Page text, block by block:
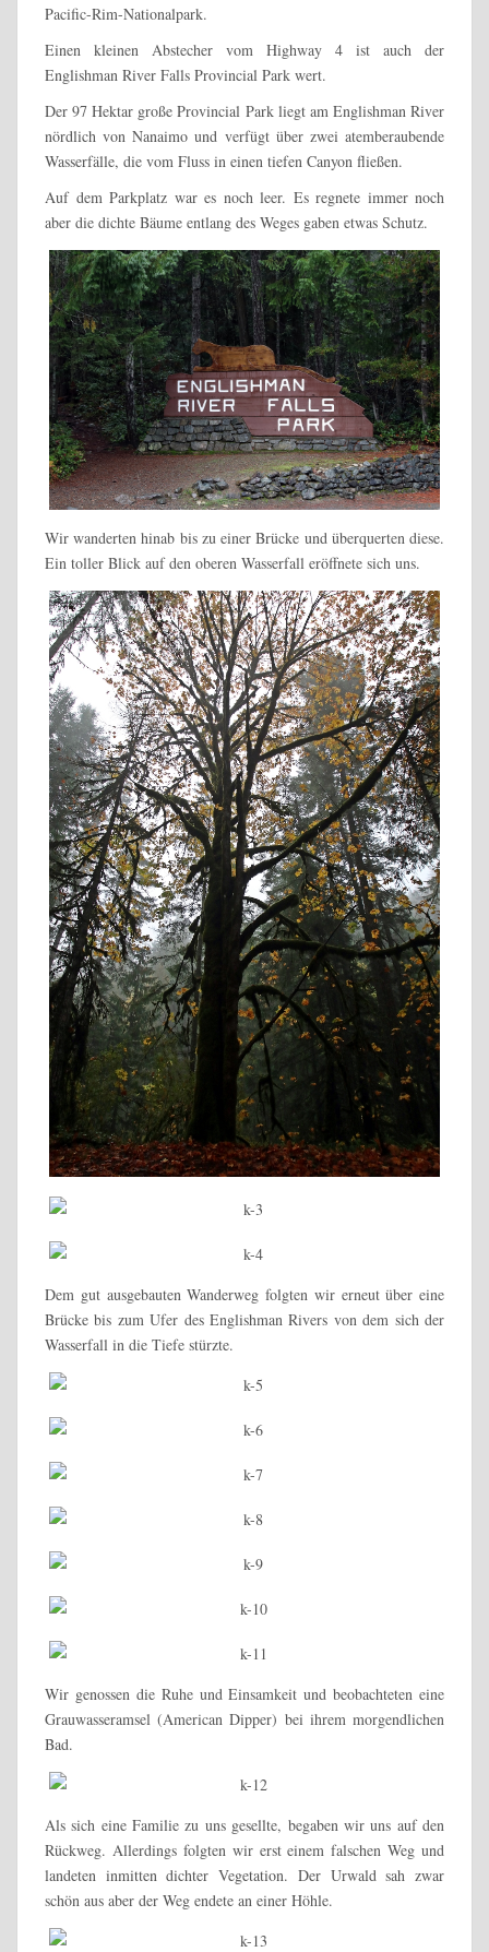
Pacific-Rim-Nationalpark.
Einen kleinen Abstecher vom Highway 4 ist auch der
Englishman River Falls Provincial Park wert.
Der 97 Hektar große Provincial Park liegt am Englishman River
nördlich von Nanaimo und verfügt über zwei atemberaubende
Wasserfälle, die vom Fluss in einen tiefen Canyon fließen.
Auf dem Parkplatz war es noch leer. Es regnete immer noch
aber die dichte Bäume entlang des Weges gaben etwas Schutz.
Wir wanderten hinab bis zu einer Brücke und überquerten diese.
Ein toller Blick auf den oberen Wasserfall eröffnete sich uns.
Dem gut ausgebauten Wanderweg folgten wir erneut über eine
Brücke bis zum Ufer des Englishman Rivers von dem sich der
Wasserfall in die Tiefe stürzte.
Wir genossen die Ruhe und Einsamkeit und beobachteten eine
Grauwasseramsel (American Dipper) bei ihrem morgendlichen
Bad.
Als sich eine Familie zu uns gesellte, begaben wir uns auf den
Rückweg. Allerdings folgten wir erst einem falschen Weg und
landeten inmitten dichter Vegetation. Der Urwald sah zwar
schön aus aber der Weg endete an einer Höhle.